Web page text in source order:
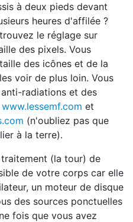
à deux pieds devant
heures d'affilée ?
le réglage sur
des pixels. Vous
des icônes et de la
voir de plus loin. Vous
radiations et des
www.lessemf.com et
(n'oubliez pas que
à la terre).
(la tour) de
de votre corps car elle
un moteur de disque
des sources ponctuelles
fois que vous avez